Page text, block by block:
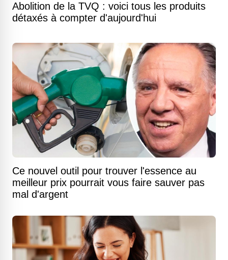
Abolition de la TVQ : voici tous les produits
détaxés à compter d'aujourd'hui
Ce nouvel outil pour trouver l'essence au
meilleur prix pourrait vous faire sauver pas
mal d'argent